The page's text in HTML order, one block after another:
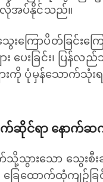
အပ်နိုင်သည်။
ေးကြောပိတ်ခြင်းက
း ပေးခြင်း၊ ပြန်
ျားကို ပုံမှန်သောက်
က်ဆိုင်ရာ နောက်ဆ
သို့သွားသော သွေးစီ
ေထောက်ထုံကျဥ်ခြင်း